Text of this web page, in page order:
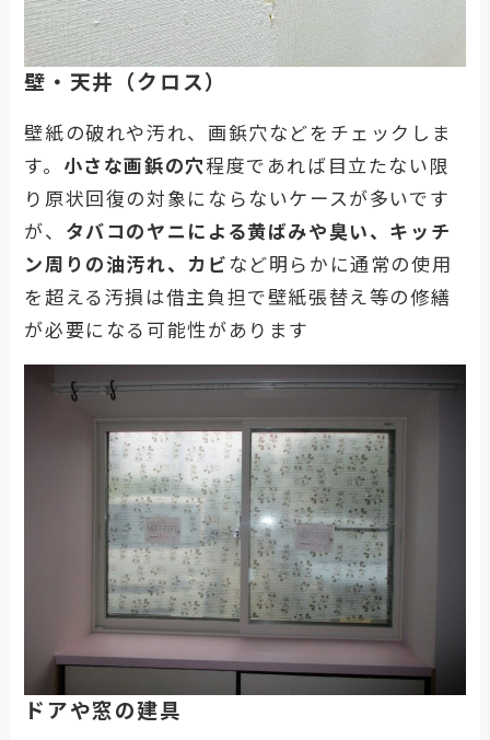
壁・天井（クロス）
壁紙の破れや汚れ、画鋲穴などをチェックしま
す。 小さな画鋲の穴程度であれば目立たない限
り原状回復の対象にならないケースが多いです
が、 タバコのヤニによる黄ばみや臭い、キッチ
ン周りの油汚れ、カビ など明らかに通常の使用
を超える汚損は借主負担で壁紙張替え等の修繕
が必要になる可能性があります
ドアや窓の建具